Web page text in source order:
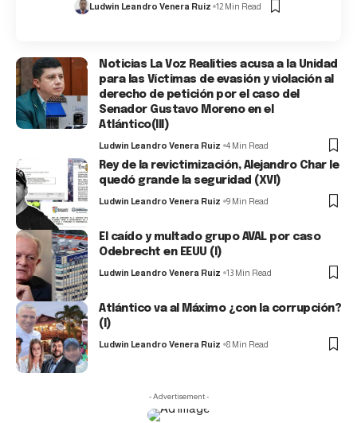
Ludwin Leandro Venera Ruiz 12 Min Read
Noticias La Voz Realities acusa a la Unidad
para las Víctimas de evasión y violación al
derecho de petición por el caso del
Senador Gustavo Moreno en el
Atlántico(III)
Ludwin Leandro Venera Ruiz 4 Min Read
Rey de la revictimización, Alejandro Char le
quedó grande la seguridad (XVI)
Ludwin Leandro Venera Ruiz 9 Min Read
El caído y multado grupo AVAL por caso
Odebrecht en EEUU (I)
Ludwin Leandro Venera Ruiz 13 Min Read
Atlántico va al Máximo ¿con la corrupción?
(I)
Ludwin Leandro Venera Ruiz 8 Min Read
- Advertisement -